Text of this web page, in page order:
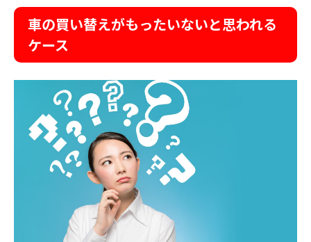
車の買い替えがもったいないと思われる
ケース